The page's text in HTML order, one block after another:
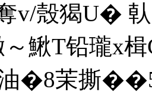
v/殼猲U� 倝
鰍T铅瓏x
茉撕